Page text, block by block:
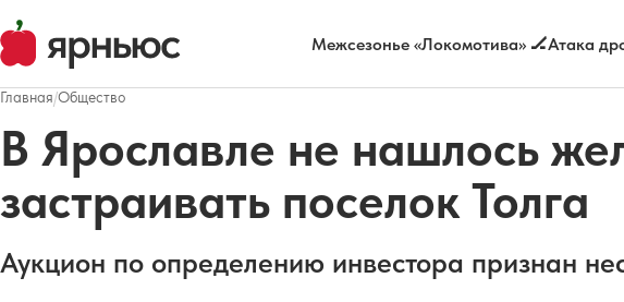
Межсезонье «Локомотива» 🏒Атака
Главная/Общество
В Ярославле не нашлось
застраивать поселок Толга
Аукцион по определению инвестора признан